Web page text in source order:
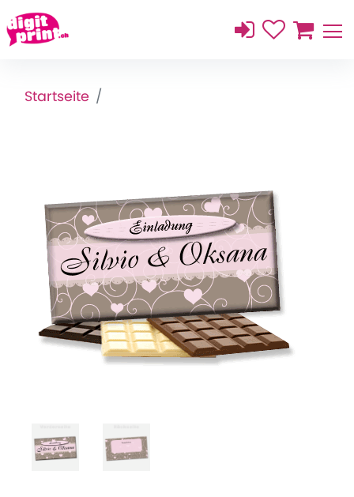
Startseite